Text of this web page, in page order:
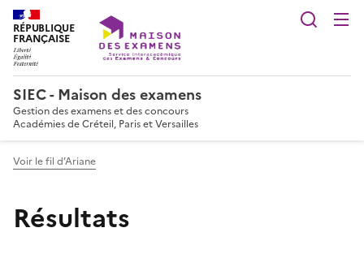
RÉPUBLIQUE
FRANÇAISE
SIEC - Maison des examens
Gestion des examens et des concours
Académies de Créteil, Paris et Versailles
Voir le fil d’Ariane
Résultats